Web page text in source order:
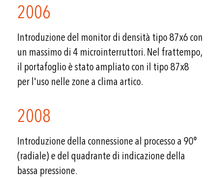
2006
Introduzione del monitor di densità tipo 87x6 con
un massimo di 4 microinterruttori. Nel frattempo,
il portafoglio è stato ampliato con il tipo 87x8
per l'uso nelle zone a clima artico.
2008
Introduzione della connessione al processo a 90°
(radiale) e del quadrante di indicazione della
bassa pressione.